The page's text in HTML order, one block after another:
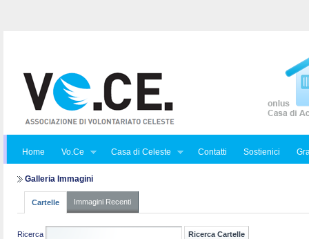
Home Vo.Ce Casa di Celeste Contatti Sostienici
Galleria Immagini
Cartelle Immagini Recenti
Ricerca